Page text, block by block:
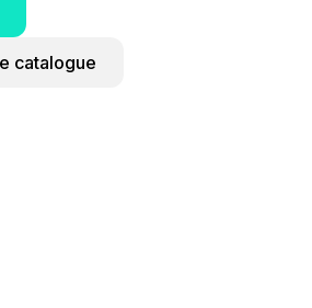
catalogue